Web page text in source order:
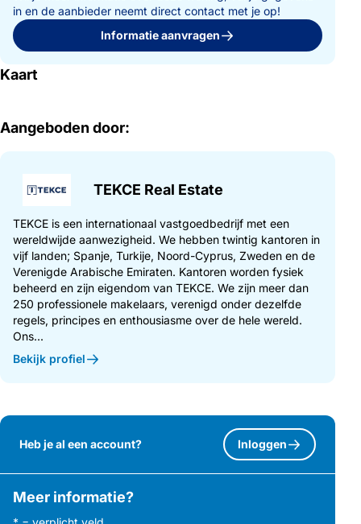
in en de aanbieder neemt direct contact met je op!
Informatie aanvragen
Kaart
Aangeboden door:
TEKCE Real Estate
TEKCE is een internationaal vastgoedbedrijf met een
wereldwijde aanwezigheid. We hebben twintig kantoren in
vijf landen; Spanje, Turkije, Noord-Cyprus, Zweden en de
Verenigde Arabische Emiraten. Kantoren worden fysiek
beheerd en zijn eigendom van TEKCE. We zijn meer dan
250 professionele makelaars, verenigd onder dezelfde
regels, principes en enthousiasme over de hele wereld.
Ons...
Bekijk profiel
Heb je al een account? Inloggen
Meer informatie?